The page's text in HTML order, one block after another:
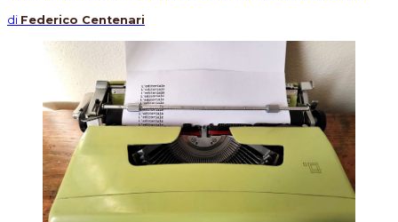
di Federico Centenari